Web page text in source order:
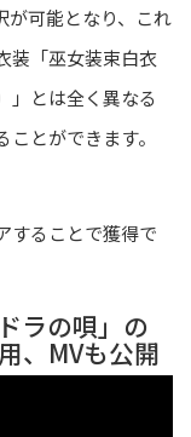
が可能となり、これ
装「巫女装束白衣
」とは全く異なる
とができます。
することで獲得で
ラの唄」の
、MVも公開